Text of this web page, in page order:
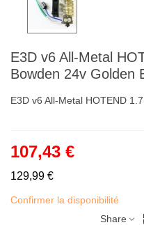
E3D v6 All-Metal
Bowden 24v Golden
E3D v6 All-Metal HOTEND
107,43 €
129,99 €
Confirmer la disponibilité
Share